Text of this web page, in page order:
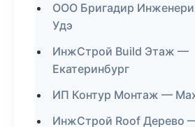
ООО Бригадир
Удэ
ИнжСтрой Build Этаж —
Екатеринбург
ИП Контур Монтаж —
ИнжСтрой Roof Дерево